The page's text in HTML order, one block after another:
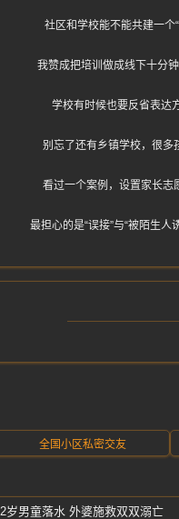
社区和学校能不能共建一个
我赞成把培训做成线下十分
学校有时候也要反省表达
别忘了还有乡镇学校，很多
看过一个案例，设置家长志
最担心的是“误接”与“被陌生
全国小区私密交友
2岁男童落水 外婆施救双双溺亡